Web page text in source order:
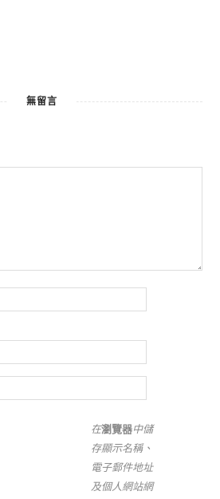
無留言
在瀏覽器中儲
存顯示名稱、
電子郵件地址
及個人網站網